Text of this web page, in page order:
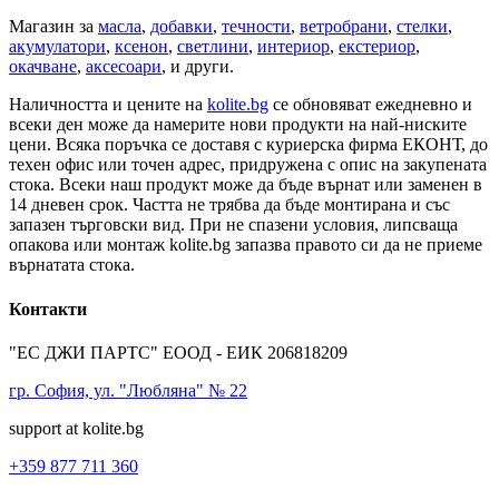
Магазин за масла, добавки, течности, ветробрани, стелки,
акумулатори, ксенон, светлини, интериор, екстериор,
окачване, аксесоари, и други.
Наличността и цените на kolite.bg се обновяват ежедневно и
всеки ден може да намерите нови продукти на най-ниските
цени. Всяка поръчка се доставя с куриерска фирма ЕКОНТ, до
техен офис или точен адрес, придружена с опис на закупената
стока. Всеки наш продукт може да бъде върнат или заменен в
14 дневен срок. Частта не трябва да бъде монтирана и със
запазен търговски вид. При не спазени условия, липсваща
опакова или монтаж kolite.bg запазва правото си да не приеме
върнатата стока.
Контакти
"ЕС ДЖИ ПАРТС" ЕООД - ЕИК 206818209
гр. София, ул. "Любляна" № 22
support at kolite.bg
+359 877 711 360